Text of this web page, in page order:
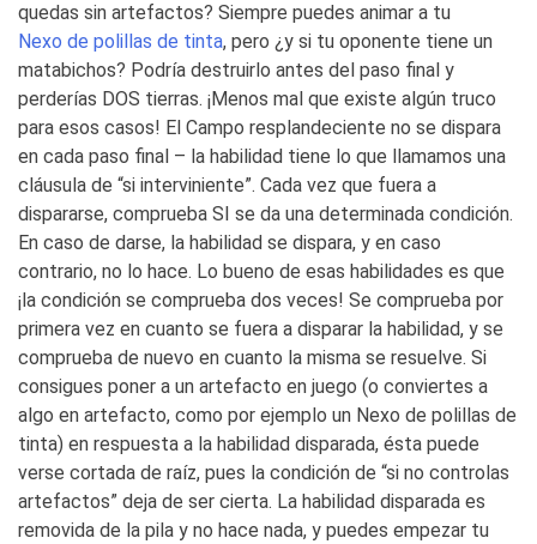
quedas sin artefactos? Siempre puedes animar a tu
Nexo de polillas de tinta, pero ¿y si tu oponente tiene un
matabichos? Podría destruirlo antes del paso final y
perderías DOS tierras. ¡Menos mal que existe algún truco
para esos casos! El Campo resplandeciente no se dispara
en cada paso final – la habilidad tiene lo que llamamos una
cláusula de “si interviniente”. Cada vez que fuera a
dispararse, comprueba SI se da una determinada condición.
En caso de darse, la habilidad se dispara, y en caso
contrario, no lo hace. Lo bueno de esas habilidades es que
¡la condición se comprueba dos veces! Se comprueba por
primera vez en cuanto se fuera a disparar la habilidad, y se
comprueba de nuevo en cuanto la misma se resuelve. Si
consigues poner a un artefacto en juego (o conviertes a
algo en artefacto, como por ejemplo un Nexo de polillas de
tinta) en respuesta a la habilidad disparada, ésta puede
verse cortada de raíz, pues la condición de “si no controlas
artefactos” deja de ser cierta. La habilidad disparada es
removida de la pila y no hace nada, y puedes empezar tu